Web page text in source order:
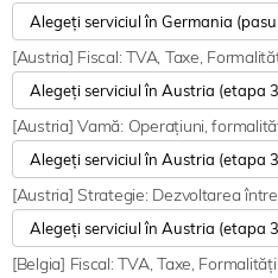
[Austria] Fiscal: TVA, Taxe,
[Austria] Vamă: Operațiuni,
[Austria] Strategie: Dezvoltarea
[Belgia] Fiscal: TVA, Taxe,